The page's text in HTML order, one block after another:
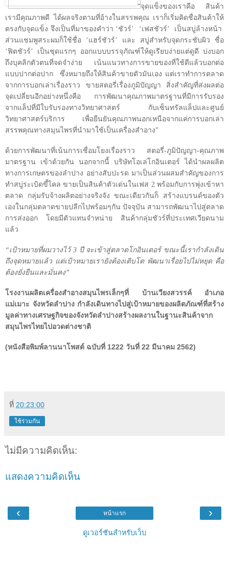
“จุดแข็งของเราคือ สินค้า
เรามีคุณภาพดี ได้ผลจริงตามที่อ้างในสรรพคุณ เราก็เริ่มคิดชื่อสินค้าให้
ตรงกับจุดแข็ง จึงเป็นที่มาของคำว่า ‘ชัวร์’ ‘เฟสชัวร์’
เป็นสบู่ล้างหน้า
ส่วนแชมพูสระผมก็ใช้ชื่อ ‘แฮร์ชัวร์’ และ สบู่สำหรับจุดกระชับผิว ชื่อ
‘ฟิตชัวร์’ เป็นชุดแรกๆ ออกแบบบรรจุภัณฑ์ให้ดูเรียบง่ายแต่ดูดี บ่งบอก
ถึงบุคลิกตัวตนที่จดจำง่าย เน้นแนวทางการขายของที่ใช้ดีแล้วบอกต่อ
แบบปากต่อปาก
ซึ่งหมายถึงให้สินค้าขายตัวมันเอง แต่เราทำการตลาด
จากการบอกเล่าเรื่องราว ขายสตอรี่เรื่องภูมิปัญญา สิ่งสำคัญที่ส่งผลต่อ
จุดเปลี่ยนอีกอย่างหนึ่งคือ การพัฒนาคุณภาพมาตรฐานที่มีการรับรอง
จากแล็ปที่มีใบรับรองทางวิทยาศาสตร์ กับเซ็นทรัลแล็ปและศูนย์
วิทยาศาสตร์บริการ เพื่อยืนยันคุณภาพนอกเหนือจากแค่การบอกเล่า
สรรพคุณทางสมุนไพรที่นำมาใช้เป็นเครื่องสำอาง”
ด้วยการพัฒนาที่เน้นการเชื่อมโยงเรื่องราว สตอรี่-ภูมิปัญญา-คุณภาพ
มาตรฐาน เข้าด้วยกัน นอกจากนี้ บริษัทโอเล่โกอินเตอร์ ได้นำผลผลิต
ทางการเกษตรของลำปาง อย่างสับปะรด มาเป็นส่วนผสมสำคัญของการ
ทำสบู่ระเบิดขี้ไคล ขายเป็นสินค้าตัวเด่นในเฟส 2พร้อมกับการพุ่งเข้าหา
ตลาด กลุ่มรับจ้างผลิตอย่างจริงจัง ขณะเดียวกันก็ สร้างแบรนด์ของตัว
เองในกลุ่มตลาดขายปลีกไปพร้อมๆกัน ปัจจุบัน สามารถพัฒนาไปสู่ตลาด
การส่งออก โดยมีตัวแทนจำหน่าย สินค้ากลุ่มชัวร์ที่ประเทศเวียดนาม
แล้ว
“เป้าหมายที่ผมวางไว้ 3 ปี จะเข้าสู่ตลาดโกอินเตอร์ ขณะนี้เรากำลังเดิน
ถึงจุดหมายแล้ว แต่เป้าหมายเรายังต้องเติบโต พัฒนาเรื่อยไปไม่หยุด คือ
ต้องยั่งยืนและมั่นคง”
โรงงานผลิตเครื่องสำอางสมุนไพรเล็กๆที่ บ้านเวียงสวรรค์ อำเภอ
แม่เมาะ จังหวัดลำปาง กำลังเดินทางไปสู่เป้าหมายของผลิตภัณฑ์ที่สร้าง
มูลค่าทางเศรษฐกิจของจังหวัดลำปางสร้างผลงานในฐานะสินค้าจาก
สมุนไพรไทยไปอวดต่างชาติ
(หนังสือพิมพ์ลานนาโพสต์ ฉบับที่ 1222 วันที่ 22 มีนาคม 2562)
ที่ 20:23:00
ใช้ร่วมกัน
ไม่มีความคิดเห็น:
แสดงความคิดเห็น
‹ ›
หน้าแรก
ดูเวอร์ชันสำหรับเว็บ